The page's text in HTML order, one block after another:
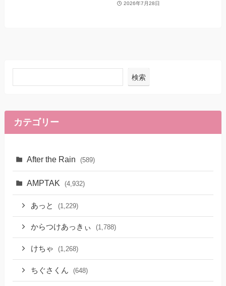
2026年7月28日
検索
カテゴリー
After the Rain (589)
AMPTAK (4,932)
あっと (1,229)
からつけあっきぃ (1,788)
けちゃ (1,268)
ちぐさくん (648)